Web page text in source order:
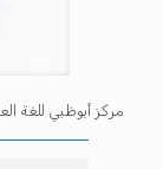
مركز أبوظبي للغة